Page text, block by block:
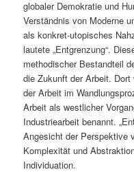
globaler Demokratie und
Verständnis von Moderne
als konkret-utopisches
lautete „Entgrenzung“.
methodischer Bestandteil
die Zukunft der Arbeit.
der Arbeit im
Arbeit als westlicher
Industriearbeit benannt.
Angesicht der Perspektive
Komplexität und
Individuation.